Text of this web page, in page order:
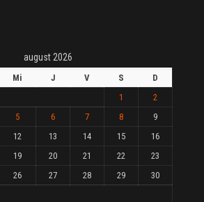
august 2026
Mi J V S
D
1
2
5 6 7 8
9
12 13 14 15
16
19 20 21 22
23
26 27 28 29
30